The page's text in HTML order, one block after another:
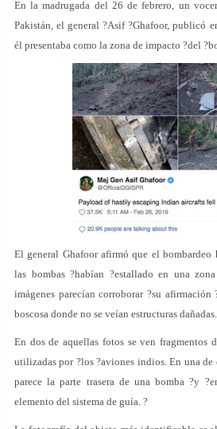
En la madrugada del 26 de febrero, un
Pakistán, el general ?Asif ?Ghafoor, publicó
él presentaba como la zona de impacto ?del
El general Ghafoor afirmó que el
las bombas ?habían ?estallado en una
imágenes parecían corroborar ?su afirmación
boscosa donde no se veían estructuras
En dos de aquellas fotos se ven fragmentos
utilizadas por ?los ?aviones indios. En una de
parece la parte trasera de una bomba ?y
elemento del sistema de guía. ?